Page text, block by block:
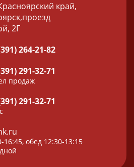
край,
2Г
264-21-82
291-32-71
продаж
291-32-71
16:45, обед 12:30-13:15